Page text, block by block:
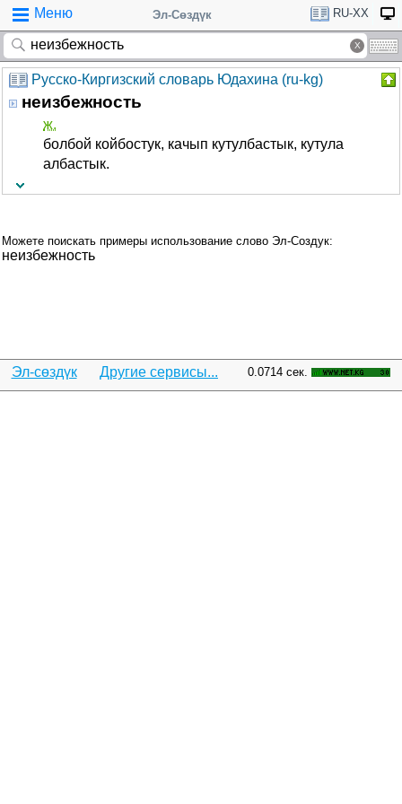
Меню Эл-Сөздүк RU-XX
Русско-Киргизский словарь Юдахина (ru-kg)
неизбежность
ж.
болбой койбостук, качып кутулбастык, кутула
албастык.
Можете поискать примеры использование слово Эл-Создук:
неизбежность
Эл-сөздүк Другие сервисы... 0.0714 сек.